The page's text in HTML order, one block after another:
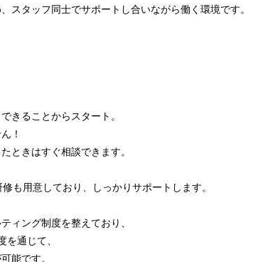
スタッフ同士でサポートし合いながら働く環境です。
きることからスタート。
！
ときはすぐ相談できます。
も用意しており、しっかりサポートします。
ィング制度を整えており、
を通じて、
能です。